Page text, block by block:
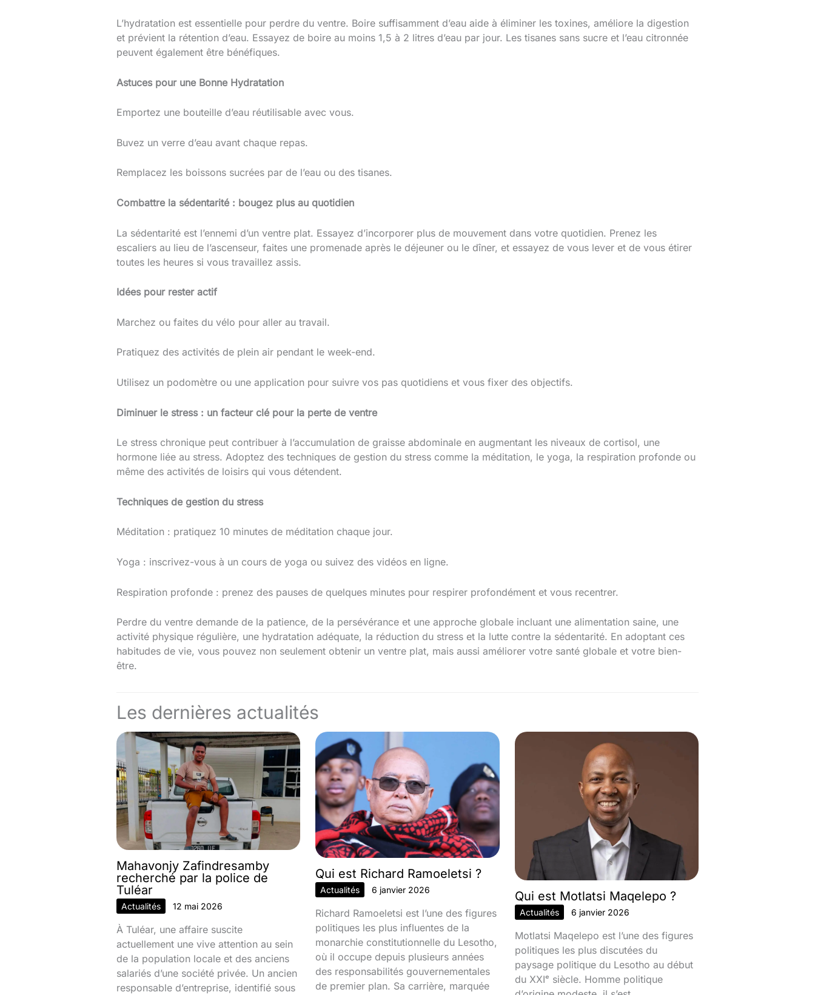
L’hydratation est essentielle pour perdre du ventre. Boire suffisamment d’eau aide à éliminer les toxines, améliore la digestion
et prévient la rétention d’eau. Essayez de boire au moins 1,5 à 2 litres d’eau par jour. Les tisanes sans sucre et l’eau citronnée
peuvent également être bénéfiques.
Astuces pour une Bonne Hydratation
Emportez une bouteille d’eau réutilisable avec vous.
Buvez un verre d’eau avant chaque repas.
Remplacez les boissons sucrées par de l’eau ou des tisanes.
Combattre la sédentarité : bougez plus au quotidien
La sédentarité est l’ennemi d’un ventre plat. Essayez d’incorporer plus de mouvement dans votre quotidien. Prenez les
escaliers au lieu de l’ascenseur, faites une promenade après le déjeuner ou le dîner, et essayez de vous lever et de vous étirer
toutes les heures si vous travaillez assis.
Idées pour rester actif
Marchez ou faites du vélo pour aller au travail.
Pratiquez des activités de plein air pendant le week-end.
Utilisez un podomètre ou une application pour suivre vos pas quotidiens et vous fixer des objectifs.
Diminuer le stress : un facteur clé pour la perte de ventre
Le stress chronique peut contribuer à l’accumulation de graisse abdominale en augmentant les niveaux de cortisol, une
hormone liée au stress. Adoptez des techniques de gestion du stress comme la méditation, le yoga, la respiration profonde ou
même des activités de loisirs qui vous détendent.
Techniques de gestion du stress
Méditation : pratiquez 10 minutes de méditation chaque jour.
Yoga : inscrivez-vous à un cours de yoga ou suivez des vidéos en ligne.
Respiration profonde : prenez des pauses de quelques minutes pour respirer profondément et vous recentrer.
Perdre du ventre demande de la patience, de la persévérance et une approche globale incluant une alimentation saine, une
activité physique régulière, une hydratation adéquate, la réduction du stress et la lutte contre la sédentarité. En adoptant ces
habitudes de vie, vous pouvez non seulement obtenir un ventre plat, mais aussi améliorer votre santé globale et votre bien-
être.
Les dernières actualités
Mahavonjy Zafindresamby
recherché par la police de
Tuléar
Actualités 12 mai 2026
À Tuléar, une affaire suscite
actuellement une vive attention au sein
de la population locale et des anciens
salariés d’une société privée. Un ancien
responsable d’entreprise, identifié sous
Qui est Richard Ramoeletsi ?
Actualités 6 janvier 2026
Richard Ramoeletsi est l’une des figures
politiques les plus influentes de la
monarchie constitutionnelle du Lesotho,
où il occupe depuis plusieurs années
des responsabilités gouvernementales
de premier plan. Sa carrière, marquée
Qui est Motlatsi Maqelepo ?
Actualités 6 janvier 2026
Motlatsi Maqelepo est l’une des figures
politiques les plus discutées du
paysage politique du Lesotho au début
du XXIᵉ siècle. Homme politique